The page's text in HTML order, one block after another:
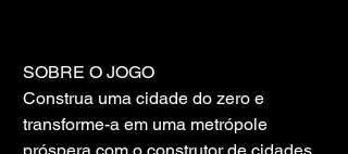
SOBRE O JOGO
Construa uma cidade do zero e
transforme-a em uma metrópole